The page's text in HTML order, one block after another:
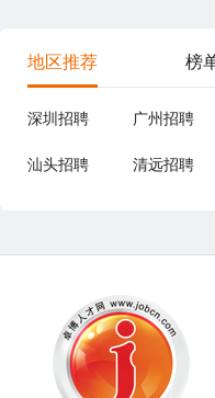
地区推荐 榜
深圳招聘 广州招聘
汕头招聘 清远招聘